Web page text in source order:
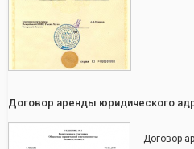
Договор аренды юридического
Договор